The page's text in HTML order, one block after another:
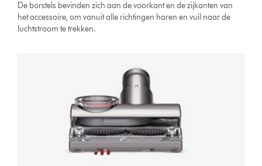
De borstels bevinden zich aan de voorkant en de zijkanten van
het accessoire, om vanuit alle richtingen haren en vuil naar de
luchtstroom te trekken.